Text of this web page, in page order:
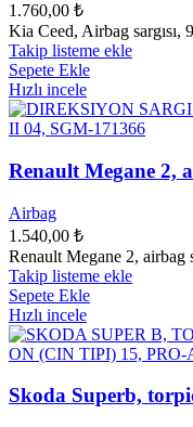
1.760,00 ₺
Kia Ceed, Airbag sargısı,
Takip listeme ekle
Sepete Ekle
Hızlı incele
Renault Megane 2,
Airbag
1.540,00 ₺
Renault Megane 2, airbag
Takip listeme ekle
Sepete Ekle
Hızlı incele
Skoda Superb,